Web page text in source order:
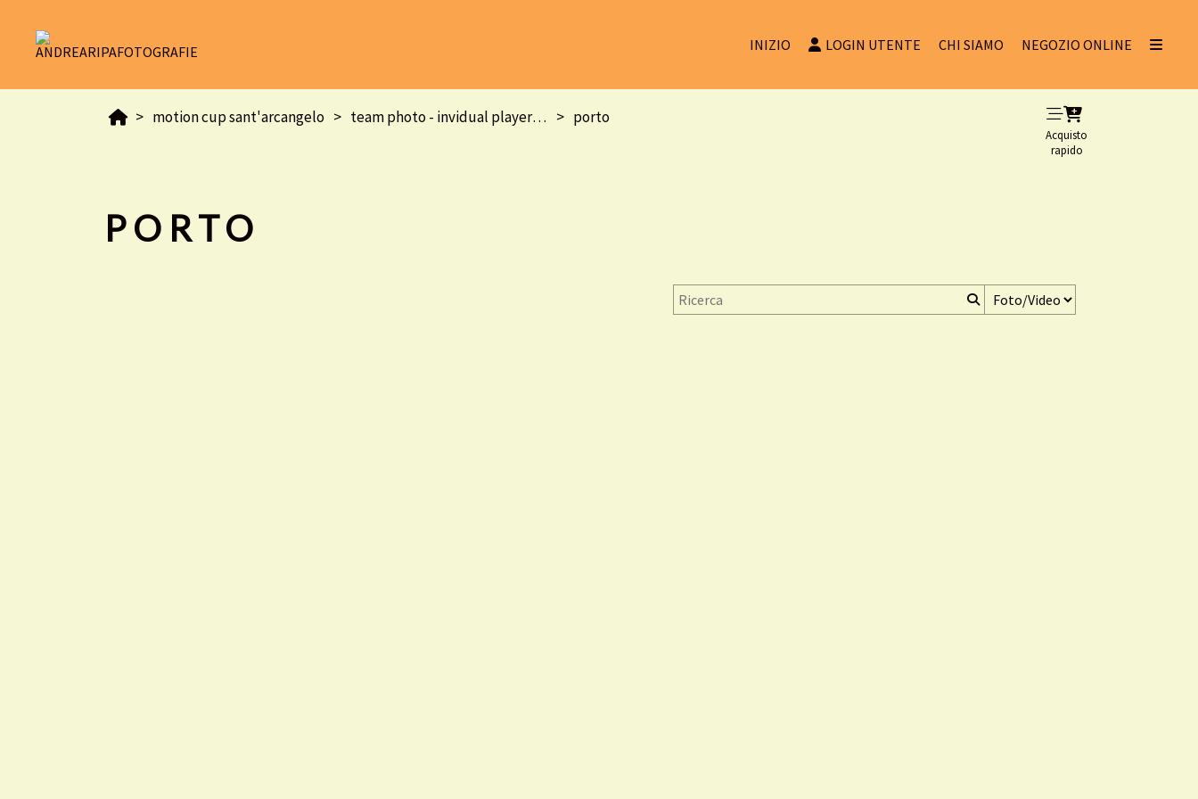
INIZIO LOGIN UTENTE CHI SIAMO NEGOZIO ONLINE
motion cup sant'arcangelo team photo - invidual player -squadra e foto singole porto
Acquisto
rapido
PORTO